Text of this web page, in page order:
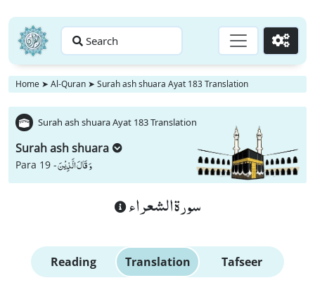
Search Go
Home ➤ Al-Quran ➤ Surah ash shuara Ayat 183 Translation
Surah ash shuara Ayat 183 Translation
Surah ash shuara
Para 19 -وَ قَالَ الَّذِیْنَ
سورة الشعراء
Reading Translation Tafseer